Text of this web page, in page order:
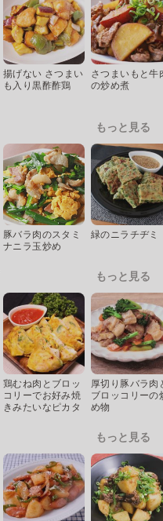
揚げない さつまい
も入り黒酢酢鶏
さつまいもと牛
の炒め煮
もっと見る
豚バラ肉のスタミ
ナニラ玉炒め
緑のニラチヂミ
もっと見る
鶏むね肉とブロッ
コリーでお好み焼
きみたいなピカタ
厚切り豚バラ肉
ブロッコリーの
め物
もっと見る